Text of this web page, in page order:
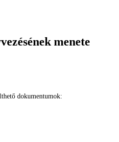
menete
dokumentumok: